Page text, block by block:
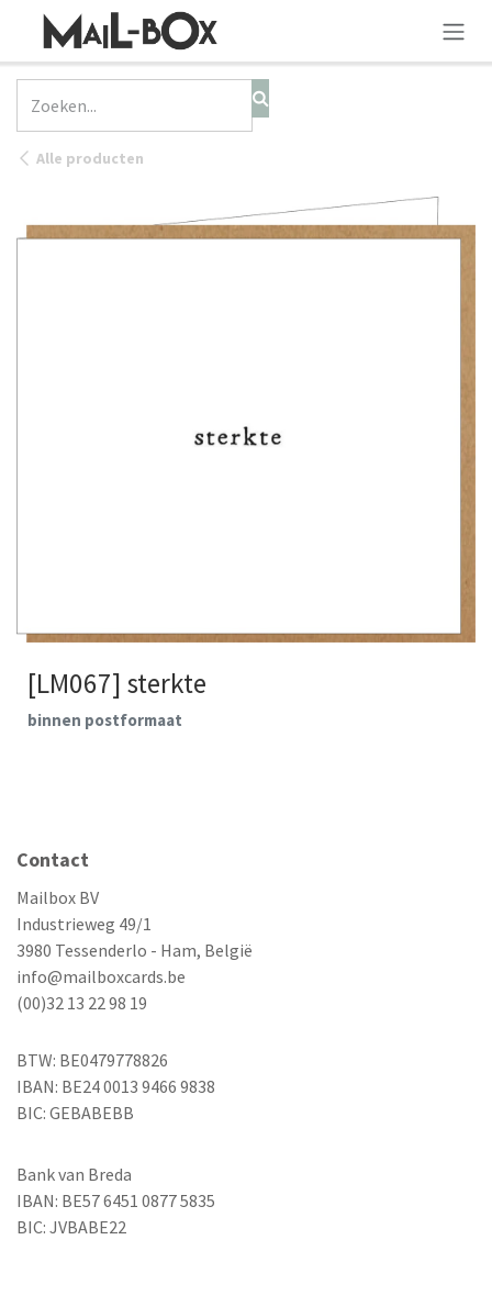
OVERSLAAN NAAR INHOUD
Alle producten
[LM067] sterkte
binnen postformaat
Contact
Mailbox BV
Industrieweg 49/1
3980 Tessenderlo - Ham, België
info@mailboxcards.be
(00)32 13 22 98 19
BTW: BE0479778826
IBAN: BE24 0013 9466 9838
BIC: GEBABEBB
Bank van Breda
IBAN: BE57 6451 0877 5835
BIC: JVBABE22